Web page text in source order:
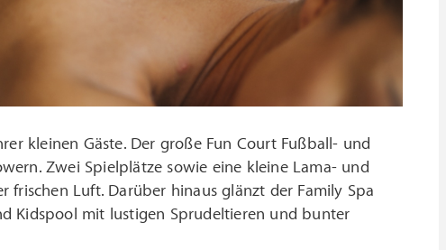
kleinen Gäste. Der große Fun Court Fußball- und
Zwei Spielplätze sowie eine kleine Lama- und
Luft. Darüber hinaus glänzt der Family Spa
Kidspool mit lustigen Sprudeltieren und bunter